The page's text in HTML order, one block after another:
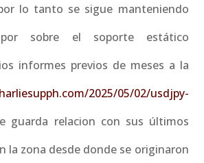
lo tanto se sigue manteniendo
por sobre el soporte estático
informes previos de meses a la
2025/05/02/usdjpy-
guarda relacion con sus últimos
la zona desde donde se originaron